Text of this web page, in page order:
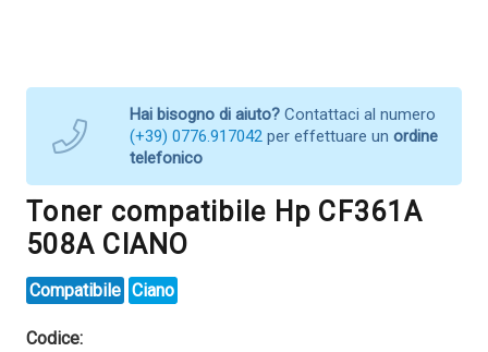
Hai bisogno di aiuto? Contattaci al numero
(+39) 0776.917042 per effettuare un ordine
telefonico
Toner compatibile Hp CF361A
508A CIANO
Compatibile Ciano
Codice: